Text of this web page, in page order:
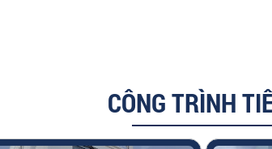
CÔNG TRÌNH